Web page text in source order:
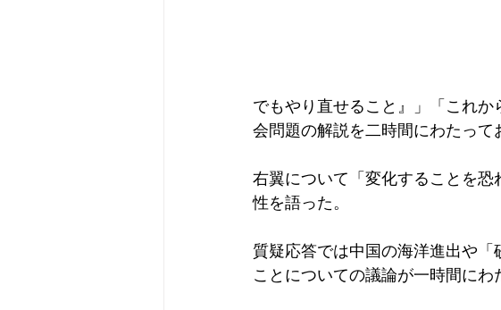
でもやり直せること』」「これ
会問題の解説を二時間にわたって
右翼について「変化することを
性を語った。
質疑応答では中国の海洋進出や
ことについての議論が一時間にわ